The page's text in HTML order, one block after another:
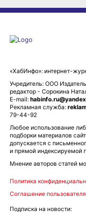
«ХабИнфо»: интернет-
Учредитель: ООО
редактор - Сорокина
E-mail:
Рекламная служба:
79-44-92
Любое использование
подборки материалов
допускается с
и прямой индексируемой
Мнение авторов статей
Политика
Соглашение пользователя
Подписка на новости: